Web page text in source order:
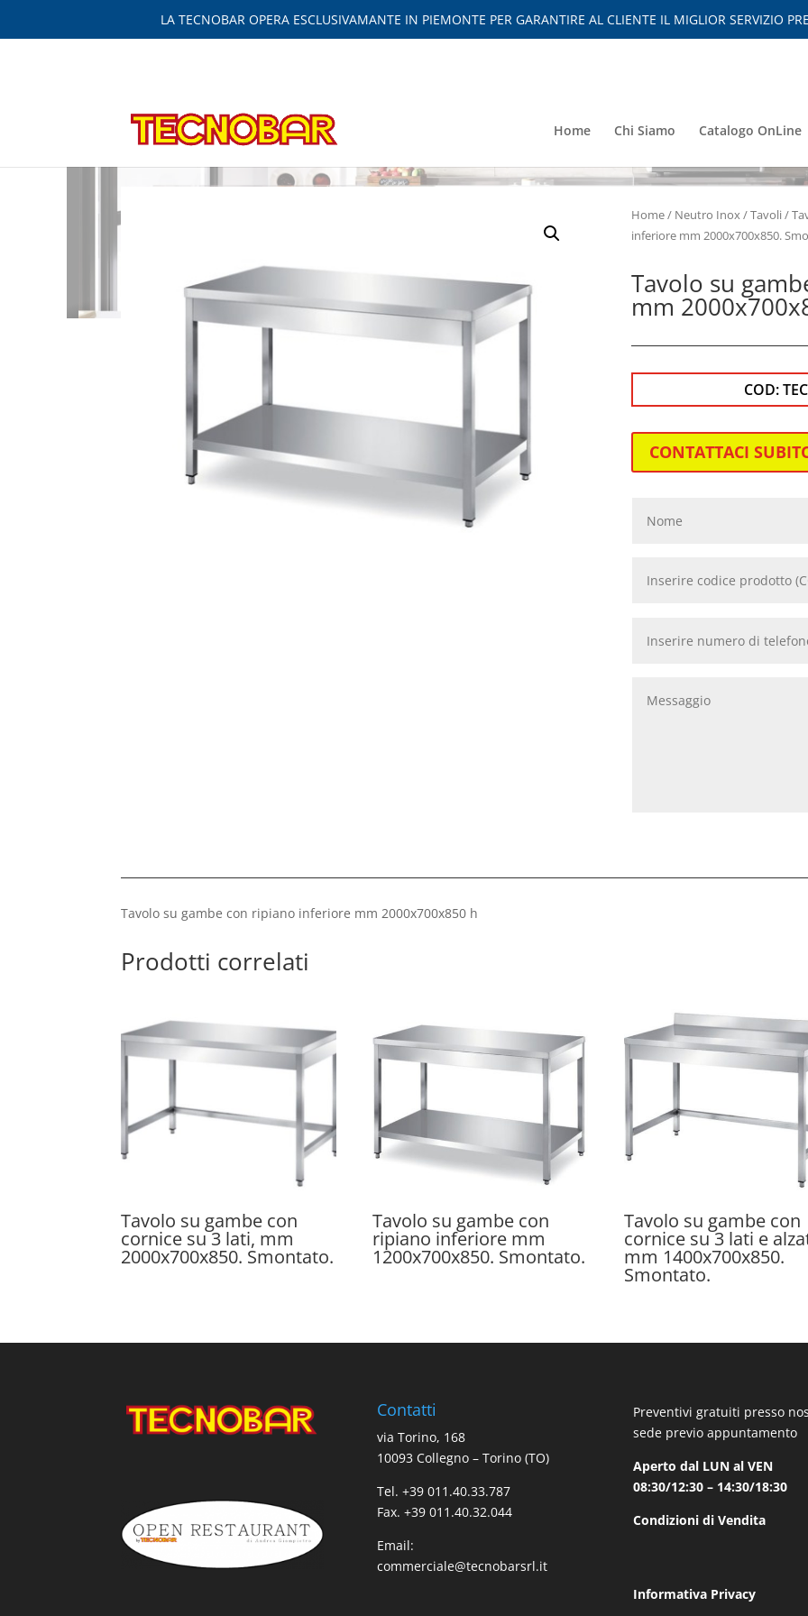
LA TECNOBAR OPERA ESCLUSIVAMANTE IN PIEMONTE PER GARANTIRE AL CLIENTE IL MIGLIOR SERVIZIO
Home Chi Siamo Catalogo OnLine
Home/ Neutro Inox/Tavoli/
inferiore mm 2000x700x850.
Tavolo su
mm
COD:
CONTATTACI
Tavolo su gambe con ripiano inferiore mm 2000x700x850 h
Prodotti correlati
Tavolo su gambe con
cornice su 3 lati, mm
2000x700x850. Smontato.
Tavolo su gambe con
ripiano inferiore mm
1200x700x850. Smontato.
Tavolo su gambe con
cornice su 3 lati e
mm 1400x700x850.
Smontato.
Contatti
via Torino, 168
10093 Collegno – Torino (TO)
Tel. +39 011.40.33.787
Fax. +39 011.40.32.044
Email:
commerciale@tecnobarsrl.it
Preventivi gratuiti presso
sede previo appuntamento
Aperto dal LUN al VEN
08:30/12:30 – 14:30/18:30
Condizioni di Vendita
Informativa Privacy